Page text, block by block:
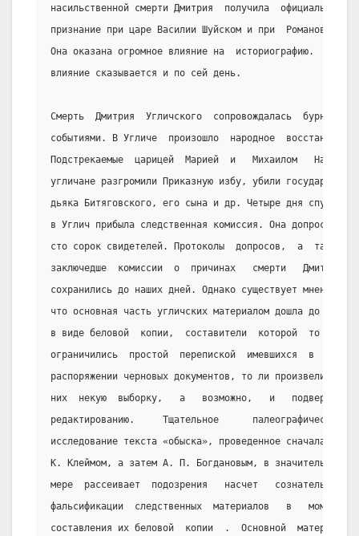
насильственной смерти Дмитрия  получила  официальное
признание при царе Василии Шуйском и при  Романовых.
Она оказана огромное влияние на  историографию.  Это
влияние сказывается и по сей день.
Смерть  Дмитрия  Угличского  сопровождалась  бурными
событиями. В Угличе  произошло  народное  восстание.
Подстрекаемые  царицей  Марией  и   Михаилом   Нагим
угличане разгромили Приказную избу, убили государева
дьяка Битяговского, его сына и др. Четыре дня спустя
в Углич прибыла следственная комиссия. Она допросила
сто сорок свидетелей. Протоколы  допросов,  а  также
заключедше  комиссии  о  причинах   смерти   Дмитрия
сохранились до наших дней. Однако существует мнение,
что основная часть угличских материалом дошла до нас
в виде беловой  копии,  составители  которой  то  ли
ограничились  простой  перепиской  имевшихся  в   их
распоряжении черновых документов, то ли произвели из
них  некую  выборку,   а   возможно,   и   подвергли
редактированию.     Тщательное      палеографическое
исследование текста «обыска», проведенное сначала В.
К. Клеймом, а затем А. П. Богдановым, в значительной
мере  рассеивает  подозрения   насчет   сознательной
фальсификации  следственных  материалов   в   момент
составления их беловой  копии  .  Основной  материал